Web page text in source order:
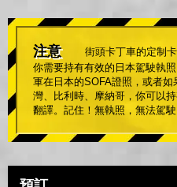
注意
街頭卡丁車的定制
你需要持有有效的日本駕駛執
軍在日本的SOFA證照，或者
灣、比利時、摩納哥，你可以
翻譯。記住！無執照，無法駕駛